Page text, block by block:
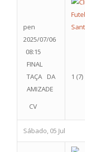
pen
2025/07/06
08:15
FINAL
TAÇA DA
AMIZADE
CV
1 (7)
Sábado, 05 Jul